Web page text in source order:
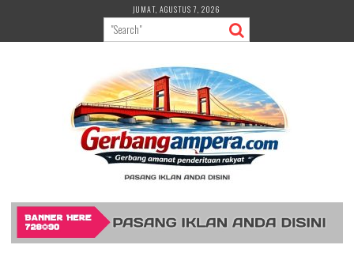
content
JUMAT, AGUSTUS 7, 2026